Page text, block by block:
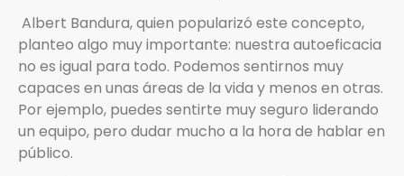
Albert Bandura, quien popularizó este concepto,
planteo algo muy importante: nuestra autoeficacia
no es igual para todo. Podemos sentirnos muy
capaces en unas áreas de la vida y menos en otras.
Por ejemplo, puedes sentirte muy seguro liderando
un equipo, pero dudar mucho a la hora de hablar en
público.